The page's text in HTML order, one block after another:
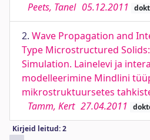
Peets, Tanel 05.12.2011
2. Wave Propagation and
Type Microstructured
Simulation. Lainelevi ja
modelleerimine Mindlini
mikrostruktuursetes
Tamm, Kert 27.04.2011
Kirjeid leitud: 2